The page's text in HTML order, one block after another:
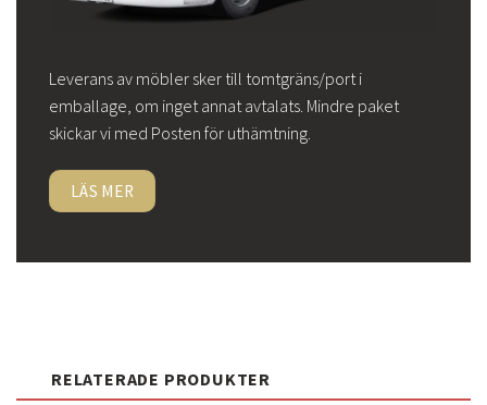
Leverans av möbler sker till tomtgräns/port i
emballage, om inget annat avtalats. Mindre paket
skickar vi med Posten för uthämtning.
LÄS MER
RELATERADE PRODUKTER